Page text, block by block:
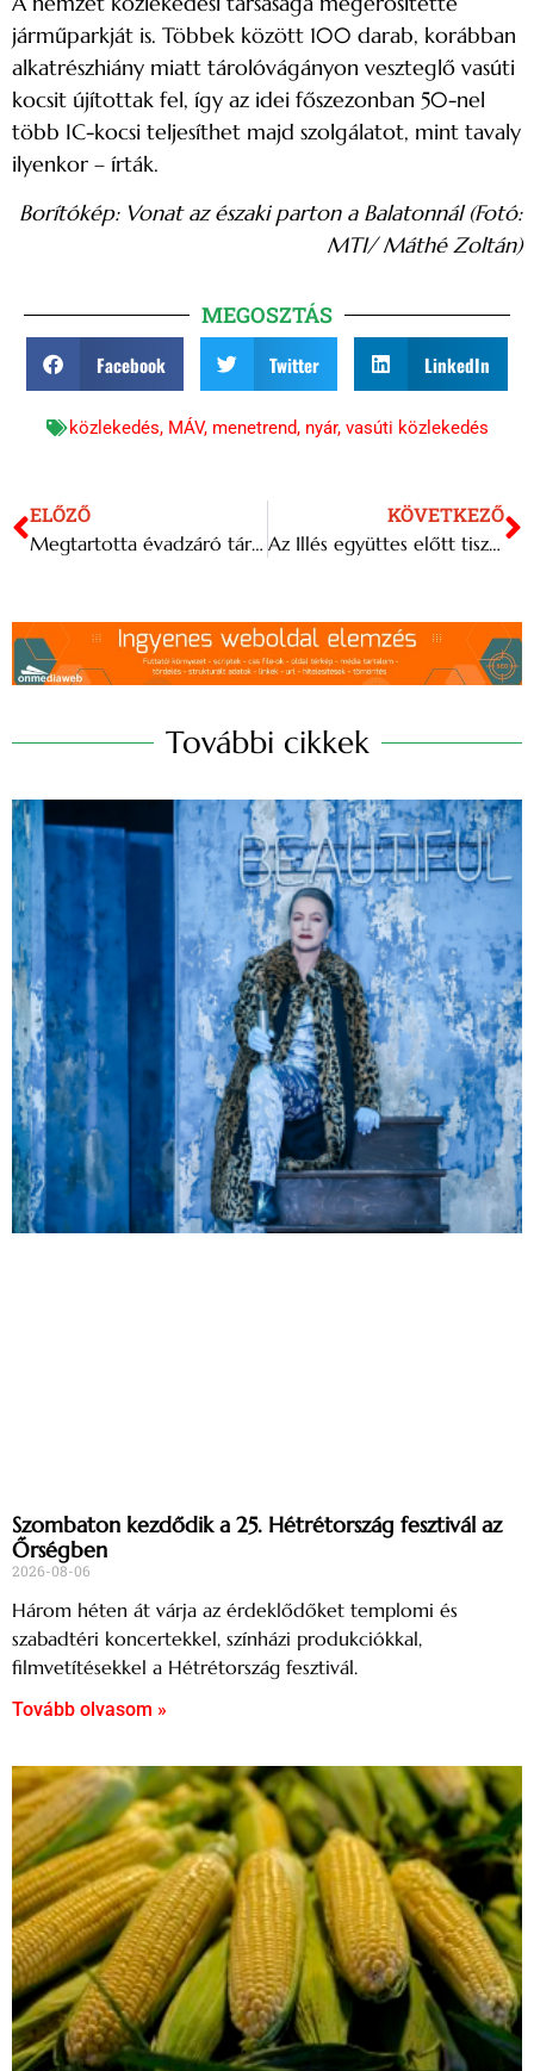
járműparkját is. Többek között 100 darab, korábban
alkatrészhiány miatt tárolóvágányon veszteglő vasúti
kocsit újítottak fel, így az idei főszezonban 50-nel
több IC-kocsi teljesíthet majd szolgálatot, mint tavaly
ilyenkor – írták.
Borítókép: Vonat az északi parton a Balatonnál (Fotó:
MTI/ Máthé Zoltán)
MEGOSZTÁS
Facebook Twitter LinkedIn
közlekedés, MÁV, menetrend, nyár, vasúti közlekedés
ELŐZŐ
Megtartotta évadzáró társulati ülését az Örkény Színház
KÖVETKEZŐ
Az Illés együttes előtt tisztelegnek Gyergyószentmiklóson
További cikkek
Szombaton kezdődik a 25. Hétrétország fesztivál az
Őrségben
2026-08-06
Három héten át várja az érdeklődőket templomi és
szabadtéri koncertekkel, színházi produkciókkal,
filmvetítésekkel a Hétrétország fesztivál.
Tovább olvasom »